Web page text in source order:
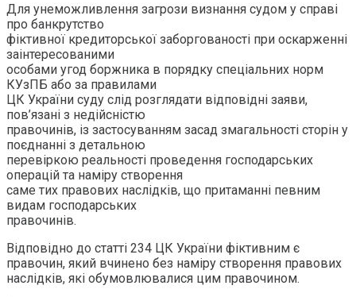
Для унеможливлення загрози визнання судом у справі
про банкрутство
фіктивної кредиторської заборгованості при оскарженні
заінтересованими
особами угод боржника в порядку спеціальних норм
КУзПБ або за правилами
ЦК України суду слід розглядати відповідні заяви,
пов’язані з недійсністю
правочинів, із застосуванням засад змагальності сторін у
поєднанні з детальною
перевіркою реальності проведення господарських
операцій та наміру створення
саме тих правових наслідків, що притаманні певним
видам господарських
правочинів.
Відповідно до статті 234 ЦК України фіктивним є
правочин, який вчинено без наміру створення правових
наслідків, які обумовлювалися цим правочином.